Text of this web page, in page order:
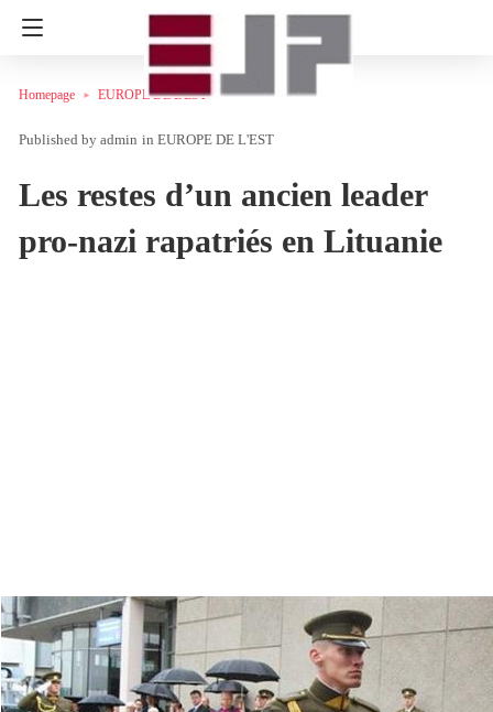
Homepage EUROPE DE L'EST
admin in EUROPE DE L'EST
Les restes d’un ancien leader
pro-nazi rapatriés en Lituanie